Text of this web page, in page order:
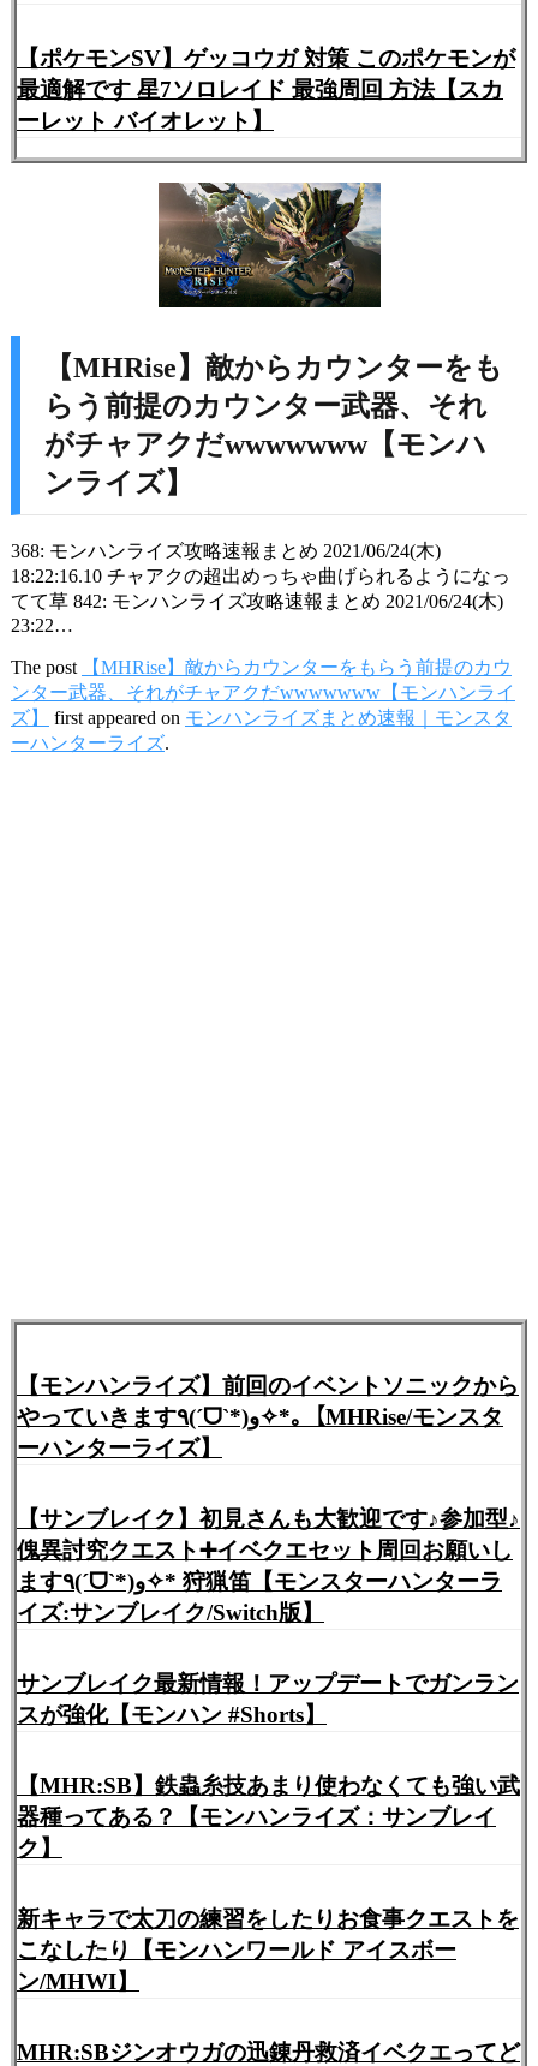
【ポケモンSV】ゲッコウガ 対策 このポケモンが
最適解です 星7ソロレイド 最強周回 方法【スカ
ーレット バイオレット】
【MHRise】敵からカウンターをも
らう前提のカウンター武器、それ
がチャアクだwwwwwww【モンハ
ンライズ】
368: モンハンライズ攻略速報まとめ 2021/06/24(木)
18:22:16.10 チャアクの超出めっちゃ曲げられるようになっ
てて草 842: モンハンライズ攻略速報まとめ 2021/06/24(木)
23:22…
The post
【MHRise】敵からカウンターをもらう前提のカウ
ンター武器、それがチャアクだwwwwwww【モンハンライ
ズ】
first appeared on モンハンライズまとめ速報｜モンスタ
ーハンターライズ.
【モンハンライズ】前回のイベントソニックから
やっていきます٩(ˊᗜˋ*)و✧*｡【MHRise/モンスタ
ーハンターライズ】
【サンブレイク】初見さんも大歓迎です♪参加型♪
傀異討究クエスト➕イベクエセット周回お願いし
ます٩(ˊᗜˋ*)و✧* 狩猟笛【モンスターハンターラ
イズ:サンブレイク/Switch版】
サンブレイク最新情報！アップデートでガンラン
スが強化【モンハン #Shorts】
【MHR:SB】鉄蟲糸技あまり使わなくても強い武
器種ってある？【モンハンライズ：サンブレイ
ク】
新キャラで太刀の練習をしたりお食事クエストを
こなしたり【モンハンワールド アイスボー
ン/MHWI】
MHR:SBジンオウガの迅錬丹救済イベクエってど